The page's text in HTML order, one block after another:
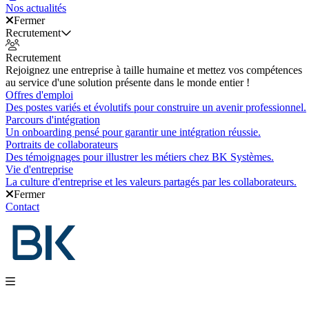
Nos actualités
Fermer
Recrutement
Recrutement
Rejoignez une entreprise à taille humaine et mettez vos compétences
au service d'une solution présente dans le monde entier !
Offres d'emploi
Des postes variés et évolutifs pour construire un avenir professionnel.
Parcours d'intégration
Un onboarding pensé pour garantir une intégration réussie.
Portraits de collaborateurs
Des témoignages pour illustrer les métiers chez BK Systèmes.
Vie d'entreprise
La culture d'entreprise et les valeurs partagés par les collaborateurs.
Fermer
Contact